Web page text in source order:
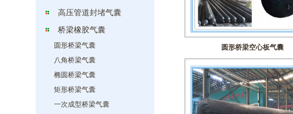
高压管道封堵气囊
桥梁橡胶气囊
圆形桥梁气囊
八角桥梁气囊
椭圆桥梁气囊
矩形桥梁气囊
一次成型桥梁气囊
圆形桥梁空心板气囊